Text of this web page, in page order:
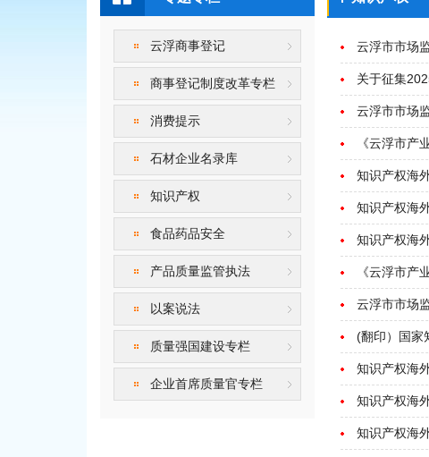
云浮商事登记
商事登记制度改革专栏
消费提示
石材企业名录库
知识产权
食品药品安全
产品质量监管执法
以案说法
质量强国建设专栏
企业首席质量官专栏
云浮市市场
关于征集
云浮市市场
《云浮市产
知识产权海
知识产权海
知识产权海
《云浮市产
云浮市市场
(翻印）国家
知识产权海
知识产权海
知识产权海